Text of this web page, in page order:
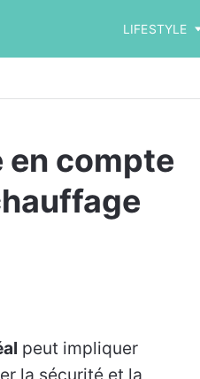
LIFESTYLE
en compte
peut impliquer